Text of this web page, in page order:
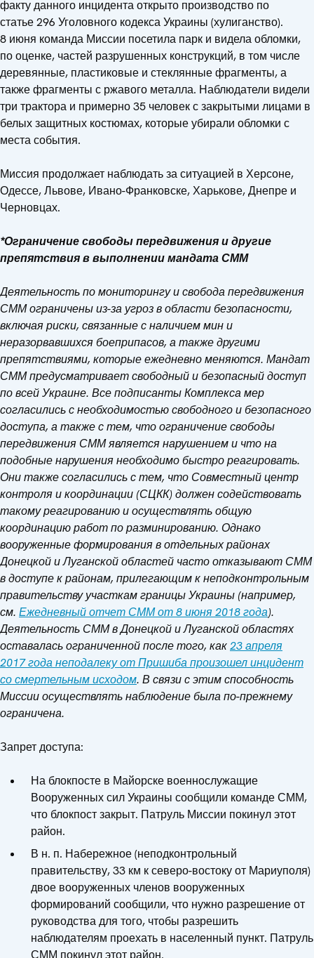
факту данного инцидента открыто производство по
статье 296 Уголовного кодекса Украины (хулиганство).
8 июня команда Миссии посетила парк и видела обломки,
по оценке, частей разрушенных конструкций, в том числе
деревянные, пластиковые и стеклянные фрагменты, а
также фрагменты с ржавого металла. Наблюдатели видели
три трактора и примерно 35 человек с закрытыми лицами в
белых защитных костюмах, которые убирали обломки с
места события.
Миссия продолжает наблюдать за ситуацией в Херсоне,
Одессе, Львове, Ивано-Франковске, Харькове, Днепре и
Черновцах.
*Ограничение свободы передвижения и другие
препятствия в выполнении мандата СММ
Деятельность по мониторингу и свобода передвижения
СММ ограничены из-за угроз в области безопасности,
включая риски, связанные с наличием мин и
неразорвавшихся боеприпасов, а также другими
препятствиями, которые ежедневно меняются. Мандат
СММ предусматривает свободный и безопасный доступ
по всей Украине. Все подписанты Комплекса мер
согласились с необходимостью свободного и безопасного
доступа, а также с тем, что ограничение свободы
передвижения СММ является нарушением и что на
подобные нарушения необходимо быстро реагировать.
Они также согласились с тем, что Совместный центр
контроля и координации (СЦКК) должен содействовать
такому реагированию и осуществлять общую
координацию работ по разминированию. Однако
вооруженные формирования в отдельных районах
Донецкой и Луганской областей часто отказывают СММ
в доступе к районам, прилегающим к неподконтрольным
правительству участкам границы Украины (например,
см. Ежедневный отчет СММ от 8 июня 2018 года).
Деятельность СММ в Донецкой и Луганской областях
оставалась ограниченной после того, как23 апреля
2017 года неподалеку от Пришиба произошел инцидент
со смертельным исходом. В связи с этим способность
Миссии осуществлять наблюдение была по-прежнему
ограничена.
Запрет доступа:
На блокпосте в Майорске военнослужащие
Вооруженных сил Украины сообщили команде СММ,
что блокпост закрыт. Патруль Миссии покинул этот
район.
В н. п. Набережное (неподконтрольный
правительству, 33 км к северо-востоку от Мариуполя)
двое вооруженных членов вооруженных
формирований сообщили, что нужно разрешение от
руководства для того, чтобы разрешить
наблюдателям проехать в населенный пункт. Патруль
СММ покинул этот район.